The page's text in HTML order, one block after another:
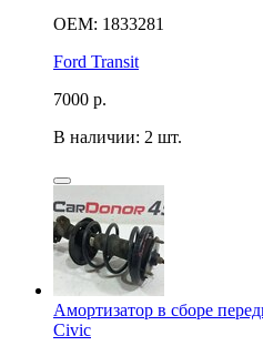
OEM: 1833281
Ford Transit
7000 р.
В наличии: 2 шт.
Амортизатор в сборе
Civic